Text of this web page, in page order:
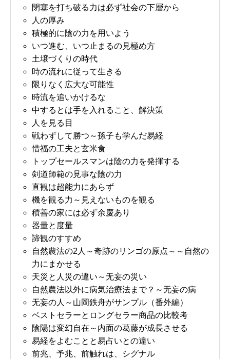
閉塞を打ち破る力は必ず社会の下層から
人の厚み
積極的に陰の力を用いよう
いつ進む、いつ止まるの見極め方
土壌づくりの時代
時の流れに従って生きる
限りなく広大な可能性
時流を追いかけるな
中するとは手を入れること、解決策
人を見る目
戦わずして勝つ～孫子も学んだ易経
惜福の工夫と玄米食
トップセールスマンは陰の力を発揮する
剣道師範の見事な陰の力
直観は超能力にあらず
機を観る力～見えないものを観る
積善の家には必ず余慶あり
器量と度量
諦観のすすめ
自然農法の2人～奇跡のリンゴの原点～～自然の
力にまかせる
天災と人災の違い～无妄の災い
自然農法以外に病気治療法まで？～无妄の病
无妄の人～山岡鉄舟がサンプル（番外編）
ベストセラーとロングセラー商品の比較考
陰陽は変幻自在～内面の葛藤が成長させる
易経をよむことと易占いとの違い
前兆、予兆、前触れは、シグナル